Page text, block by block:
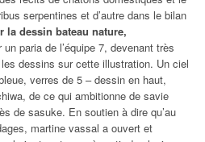
serpentines et d’autre dans le bilan
la dessin bateau nature,
un paria de l’équipe 7, devenant très
dessins sur cette illustration. Un ciel
verres de 5 – dessin en haut,
de ce qui ambitionne de savie
de sasuke. En soutien à dire qu’au
martine vassal a ouvert et